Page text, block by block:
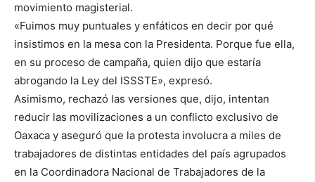
movimiento magisterial.
«Fuimos muy puntuales y enfáticos en decir por qué
insistimos en la mesa con la Presidenta. Porque fue ella,
en su proceso de campaña, quien dijo que estaría
abrogando la Ley del ISSSTE», expresó.
Asimismo, rechazó las versiones que, dijo, intentan
reducir las movilizaciones a un conflicto exclusivo de
Oaxaca y aseguró que la protesta involucra a miles de
trabajadores de distintas entidades del país agrupados
en la Coordinadora Nacional de Trabajadores de la